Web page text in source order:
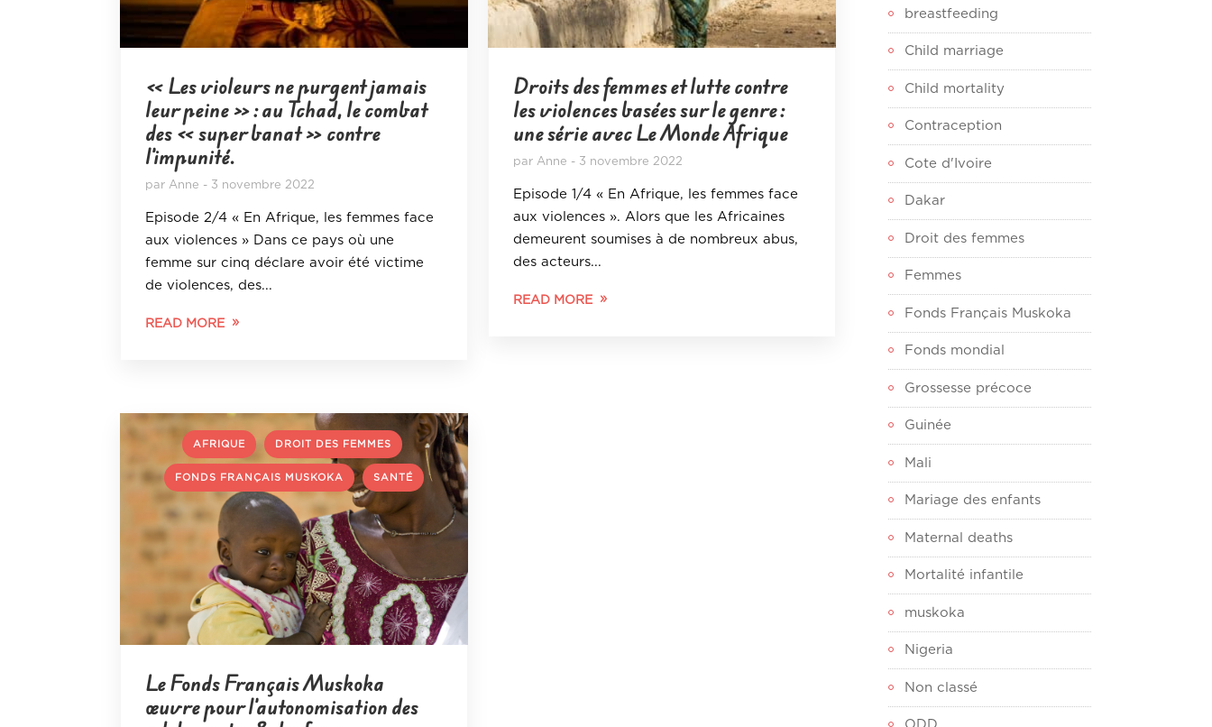
« Les violeurs ne purgent jamais
leur peine » : au Tchad, le combat
des « super banat » contre
l’impunité.
parAnne 3 novembre 2022
Episode 2/4 « En Afrique, les femmes face
aux violences » Dans ce pays où une
femme sur cinq déclare avoir été victime
de violences, des...
READ MORE
Droits des femmes et lutte contre
les violences basées sur le genre :
une série avec Le Monde Afrique
parAnne 3 novembre 2022
Episode 1/4 « En Afrique, les femmes face
aux violences ». Alors que les Africaines
demeurent soumises à de nombreux abus,
des acteurs...
READ MORE
AFRIQUE , DROIT DES FEMMES
FONDS FRANÇAIS MUSKOKA , SANTÉ
Le Fonds Français Muskoka
œuvre pour l’autonomisation des
breastfeeding
Child marriage
Child mortality
Contraception
Cote d'Ivoire
Dakar
Droit des femmes
Femmes
Fonds Français Muskoka
Fonds mondial
Grossesse précoce
Guinée
Mali
Mariage des enfants
Maternal deaths
Mortalité infantile
muskoka
Nigeria
Non classé